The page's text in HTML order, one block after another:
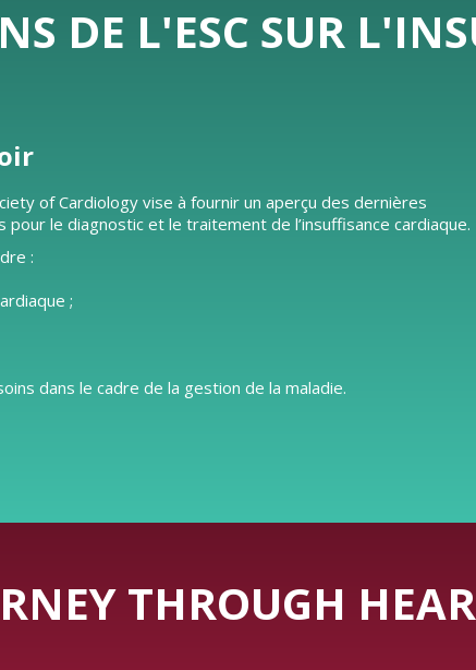
DE L'ESC SUR
of Cardiology vise à fournir un aperçu des dernières
le diagnostic et le traitement de l’insuffisance cardiaque.
:
;
dans le cadre de la gestion de la maladie.
THROUGH